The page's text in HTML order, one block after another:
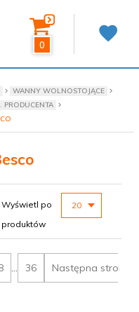
0
WANNY WOLNOSTOJĄCE
Wyświetl po
20
produktów
... 36 Następna strona